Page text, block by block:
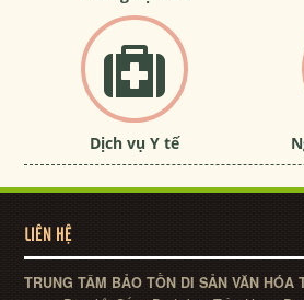
Dịch vụ Y tế
LIÊN HỆ
TRUNG TÂM BẢO TỒN DI SẢN VĂN HÓA